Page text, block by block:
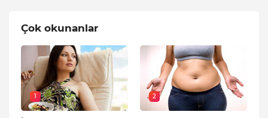
Çok okunanlar
1 2